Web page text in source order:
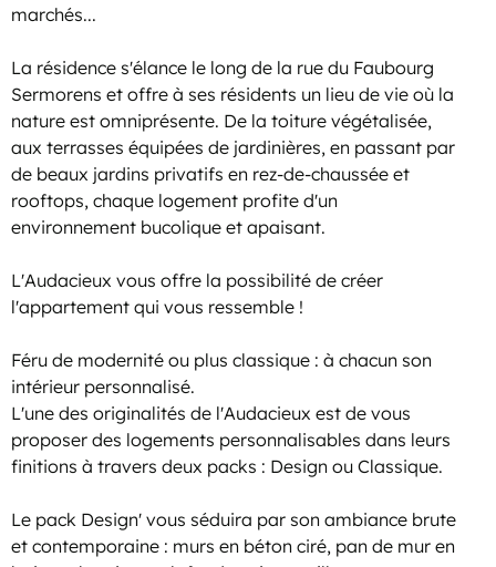
marchés...
La résidence s'élance le long de la rue du Faubourg
Sermorens et offre à ses résidents un lieu de vie où la
nature est omniprésente. De la toiture végétalisée,
aux terrasses équipées de jardinières, en passant par
de beaux jardins privatifs en rez-de-chaussée et
rooftops, chaque logement profite d'un
environnement bucolique et apaisant.
L'Audacieux vous offre la possibilité de créer
l'appartement qui vous ressemble !
Féru de modernité ou plus classique : à chacun son
intérieur personnalisé.
L'une des originalités de l'Audacieux est de vous
proposer des logements personnalisables dans leurs
finitions à travers deux packs : Design ou Classique.
Le pack Design' vous séduira par son ambiance brute
et contemporaine : murs en béton ciré, pan de mur en